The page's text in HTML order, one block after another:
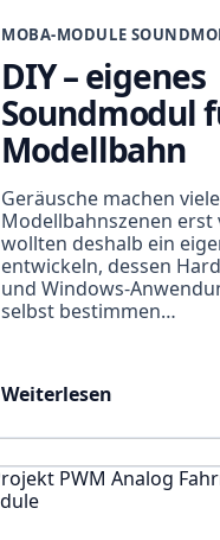
MOBA-MODULE
DIY – eigenes
Soundmodul
Modellbahn
Geräusche machen viele
Modellbahnszenen
wollten deshalb ein
entwickeln, dessen
und Windows-
selbst bestimmen…
Weiterlesen